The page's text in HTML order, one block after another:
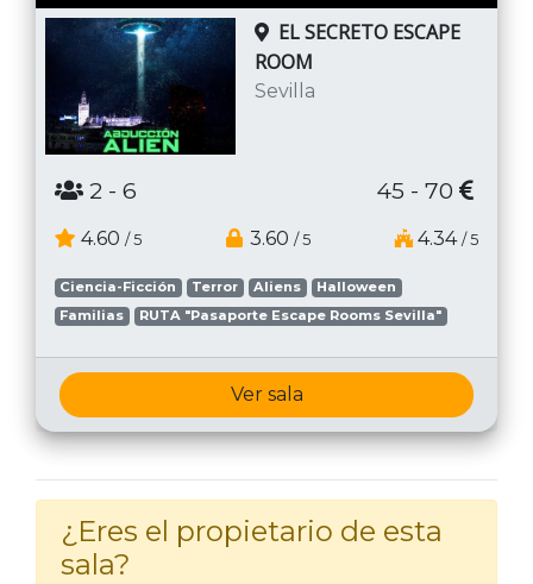
EL SECRETO ESCAPE
ROOM
Sevilla
2 - 6 45 - 70
4.60 / 5 3.60 / 5 4.34 / 5
Ciencia-Ficción Terror Aliens
Halloween
Familias
RUTA "Pasaporte Escape Rooms Sevilla"
Ver sala
¿Eres el propietario de esta
sala?